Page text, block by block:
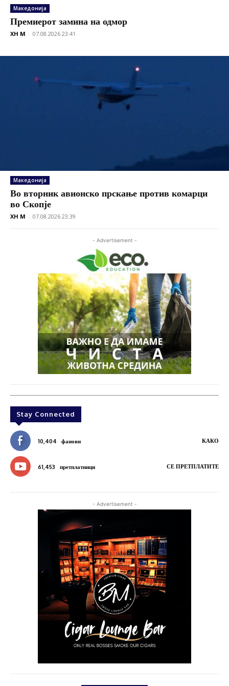
Македонија
Премиерот замина на одмор
XH M - 07.08.2026 23:41
Македонија
Во вторник авионско прскање против комарци
во Скопје
XH M - 07.08.2026 23:39
- Advertisement -
Stay Connected
10,404 фанови КАКО
61,453 претплатници СЕ ПРЕТПЛАТИТЕ
- Advertisement -